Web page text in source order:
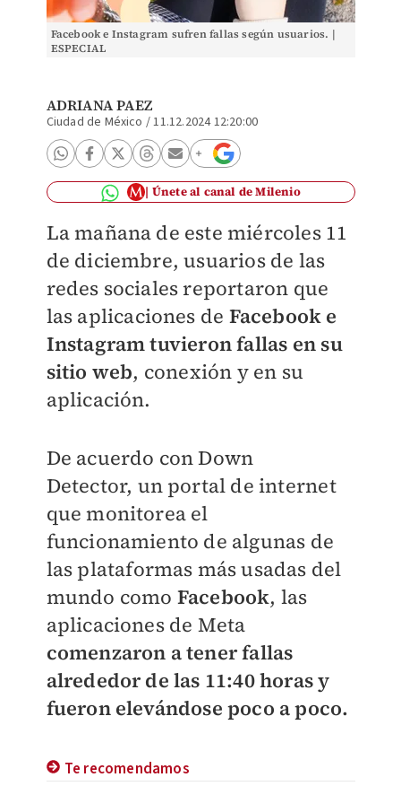
Facebook e Instagram sufren fallas según usuarios. |
ESPECIAL
ADRIANA PAEZ
Ciudad de México /11.12.2024 12:20:00
Únete al canal de Milenio
La mañana de este miércoles 11
de diciembre, usuarios de las
redes sociales reportaron que
las aplicaciones de Facebook e
Instagram tuvieron fallas en su
sitio web, conexión y en su
aplicación.
De acuerdo con Down
Detector, un portal de internet
que monitorea el
funcionamiento de algunas de
las plataformas más usadas del
mundo como Facebook, las
aplicaciones de Meta
comenzaron a tener fallas
alrededor de las 11:40 horas y
fueron elevándose poco a poco.
Te recomendamos